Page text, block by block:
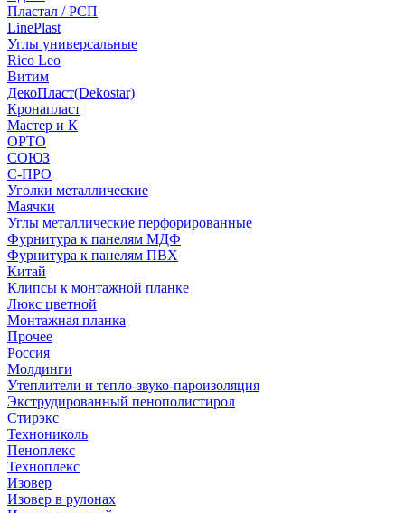
Пластал / РСП
LinePlast
Углы универсальные
Rico Leo
Витим
ДекоПласт(Dekostar)
Кронапласт
Мастер и К
ОРТО
СОЮЗ
С-ПРО
Уголки металлические
Маячки
Углы металлические перфорированные
Фурнитура к панелям МДФ
Фурнитура к панелям ПВХ
Китай
Клипсы к монтажной планке
Люкс цветной
Монтажная планка
Прочее
Россия
Молдинги
Утеплители и тепло-звуко-пароизоляция
Экструдированный пенополистирол
Стирэкс
Технониколь
Пеноплекс
Техноплекс
Изовер
Изовер в рулонах